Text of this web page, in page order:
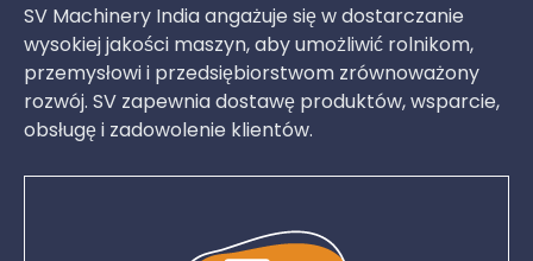
SV Machinery India angażuje się w dostarczanie
wysokiej jakości maszyn, aby umożliwić rolnikom,
przemysłowi i przedsiębiorstwom zrównoważony
rozwój. SV zapewnia dostawę produktów, wsparcie,
obsługę i zadowolenie klientów.